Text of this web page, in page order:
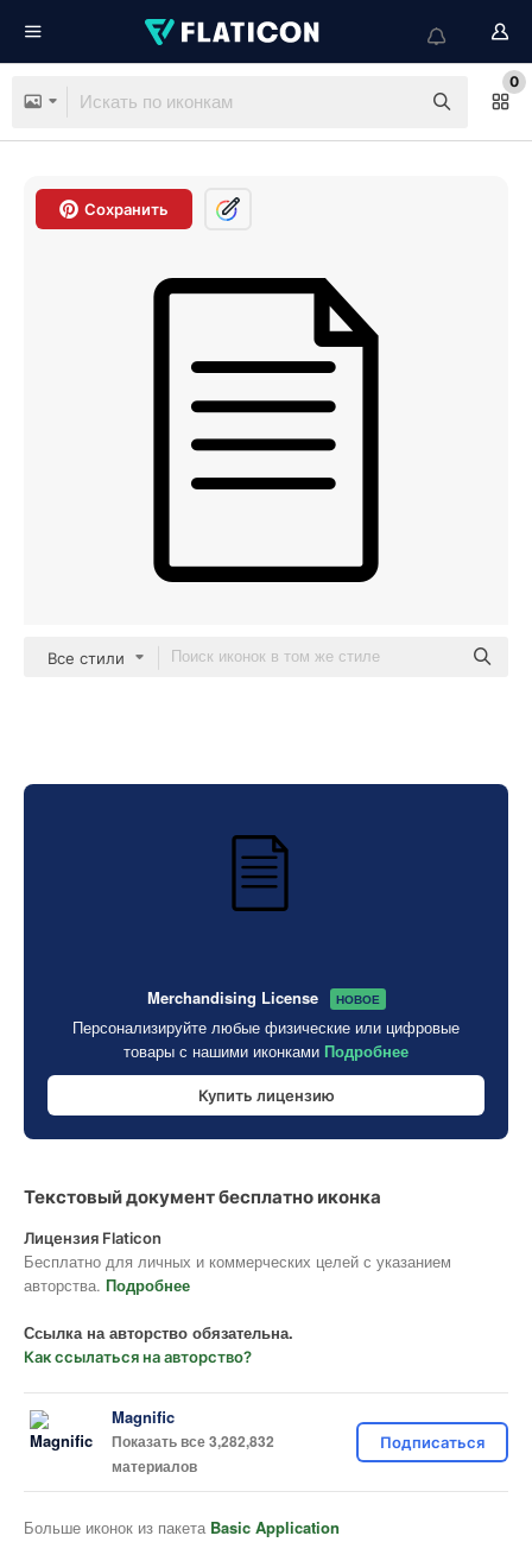
0
Сохранить
Все стили
Merchandising License НОВОЕ
Персонализируйте любые физические или цифровые
товары с нашими иконками Подробнее
Купить лицензию
Текстовый документ бесплатно иконка
Лицензия Flaticon
Бесплатно для личных и коммерческих целей с указанием
авторства. Подробнее
Ссылка на авторство обязательна.
Как ссылаться на авторство?
Magnific
Показать все 3,282,832
материалов
Подписаться
Больше иконок из пакета Basic Application